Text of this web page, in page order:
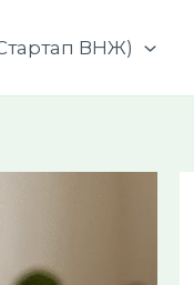
ВНЖ)